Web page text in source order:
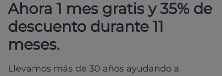
Ahora 1 mes gratis y 35% de
descuento durante 11
meses.
Llevamos más de 30 años ayudando a